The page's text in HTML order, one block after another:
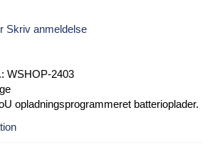
Skriv anmeldelse
WSHOP-2403
opladningsprogrammeret batterioplader.